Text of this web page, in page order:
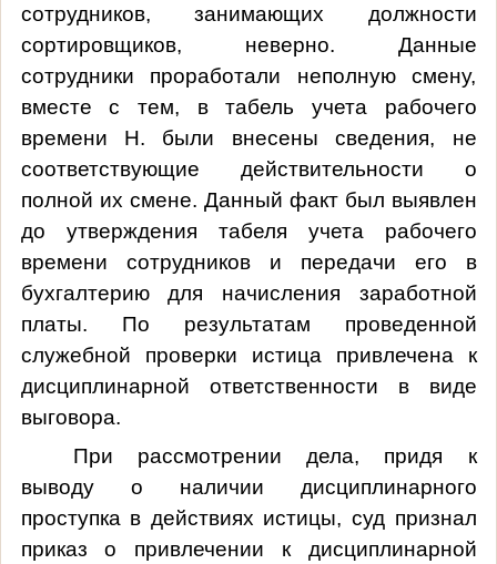
сотрудников, занимающих должности
сортировщиков, неверно. Данные
сотрудники проработали неполную смену,
вместе с тем, в табель учета рабочего
времени Н. были внесены сведения, не
соответствующие действительности о
полной их смене. Данный факт был выявлен
до утверждения табеля учета рабочего
времени сотрудников и передачи его в
бухгалтерию для начисления заработной
платы. По результатам проведенной
служебной проверки истица привлечена к
дисциплинарной ответственности в виде
выговора.
При рассмотрении дела, придя к
выводу о наличии дисциплинарного
проступка в действиях истицы, суд признал
приказ о привлечении к дисциплинарной